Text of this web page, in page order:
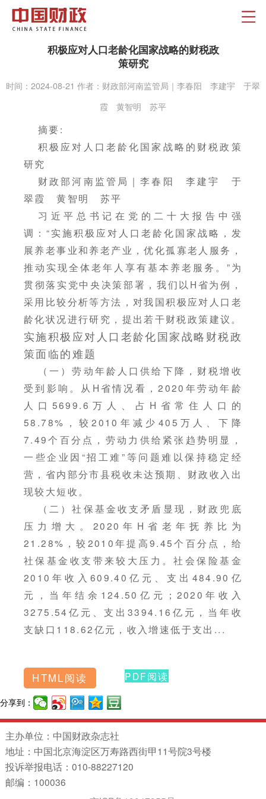
积极应对人口老龄化国家战略的财税政
策研究
时间：2024-08-21 作者：财政部河南监管局｜李春阳 李建宇 于翠
霞 黄智明 苏平
摘要:
积极应对人口老龄化国家战略的财税政策
研究
财政部河南监管局｜李春阳 李建宇 于
翠霞 黄智明 苏平
习近平总书记在党的二十大报告中强
调：“实施积极应对人口老龄化国家战略，发
展养老事业和养老产业，优化孤寡老人服务，
推动实现全体老年人享有基本养老服务。”为
贯彻落实党中央决策部署，我们以H省为例，
采用比较分析等方法，对我国积极应对人口老
龄化状况进行研究，提出若干财税政策建议。
实施积极应对人口老龄化国家战略财税政
策面临的难题
（一）劳动年龄人口供给下降，财税增收
受到影响。从H省情况看，2020年劳动年龄
人口5699.6万人、占H省常住人口的
58.78%，较2010年减少405万人、下降
7.49个百分点，劳动力供给紧张趋势明显，
一些企业因“招工难”等问题难以保持稳定经
营，省内部分市县税收未达预期、财政收入出
现较大短收。
（二）社保基金收支矛盾显现，财政兜底
压力增大。2020年H省老年抚养比为
21.28%，较2010年提高9.45个百分点，给
社保基金收支带来较大压力。社会保险基金
2010年收入609.40亿元、支出484.90亿
元，当年结余124.50亿元；2020年收入
3275.54亿元、支出3394.16亿元，当年收
支缺口118.62亿元，收入增速低于支出...
HTML阅读 PDF阅读
分享到：
主办单位：中国财政杂志社
地址：中国北京海淀区万寿路西街甲11号院3号楼
投诉举报电话：010-88227120
邮编：100036